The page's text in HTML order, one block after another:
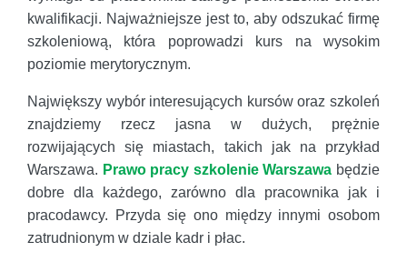
kwalifikacji. Najważniejsze jest to, aby odszukać firmę
szkoleniową, która poprowadzi kurs na wysokim
poziomie merytorycznym.
Największy wybór interesujących kursów oraz szkoleń
znajdziemy rzecz jasna w dużych, prężnie
rozwijających się miastach, takich jak na przykład
Warszawa. Prawo pracy szkolenie Warszawa będzie
dobre dla każdego, zarówno dla pracownika jak i
pracodawcy. Przyda się ono między innymi osobom
zatrudnionym w dziale kadr i płac.